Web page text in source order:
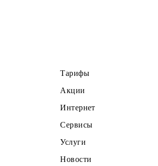
ТП Mobi 150, стоимость
перехода, ни на